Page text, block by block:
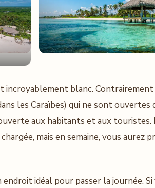
incroyablement blanc.
les Caraïbes) qui ne sont ouvertes
aux habitants et aux touristes.
mais en semaine, vous aurez
idéal pour passer la journée. Si